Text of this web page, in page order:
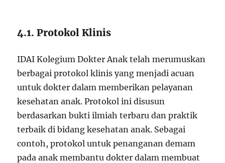
4.1. Protokol Klinis
IDAI Kolegium Dokter Anak telah merumuskan
berbagai protokol klinis yang menjadi acuan
untuk dokter dalam memberikan pelayanan
kesehatan anak. Protokol ini disusun
berdasarkan bukti ilmiah terbaru dan praktik
terbaik di bidang kesehatan anak. Sebagai
contoh, protokol untuk penanganan demam
pada anak membantu dokter dalam membuat